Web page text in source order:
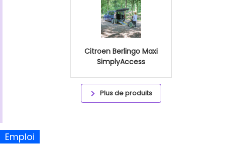
Citroen Berlingo Maxi
SimplyAccess
Plus de produits
Emploi